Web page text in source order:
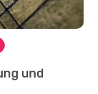
und